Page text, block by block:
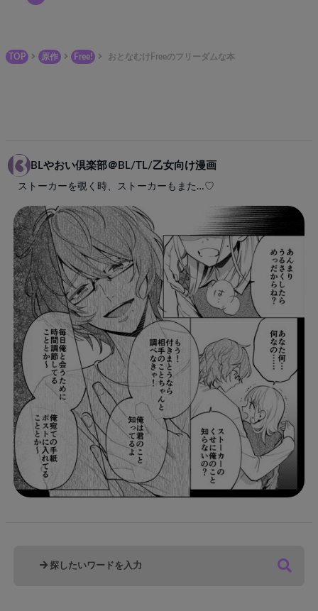
TOP 原作 Free! おとなむけFreeのフリーダムな本
BLやおい倶楽部＠BL/TL/乙女向け漫画
ストーカーを覗く時、ストーカーもまた…♡